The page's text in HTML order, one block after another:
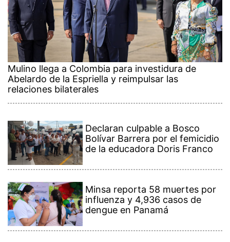
Mulino llega a Colombia para investidura de
Abelardo de la Espriella y reimpulsar las
relaciones bilaterales
Declaran culpable a Bosco
Bolívar Barrera por el femicidio
de la educadora Doris Franco
Minsa reporta 58 muertes por
influenza y 4,936 casos de
dengue en Panamá